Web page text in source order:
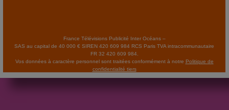
France Télévisions Publicité Inter Océans –
SAS au capital de 40 000 € SIREN 420 609 984 RCS Paris TVA intracommunautaire
FR 32 420 609 984.
Vos données à caractère personnel sont traitées conformément à notre Politique de
confidentialité tiers